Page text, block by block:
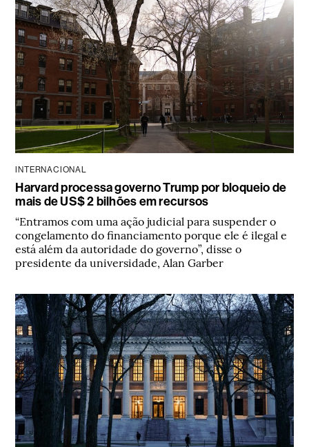
INTERNACIONAL
Harvard processa governo Trump por bloqueio de
mais de US$ 2 bilhões em recursos
“Entramos com uma ação judicial para suspender o
congelamento do financiamento porque ele é ilegal e
está além da autoridade do governo”, disse o
presidente da universidade, Alan Garber